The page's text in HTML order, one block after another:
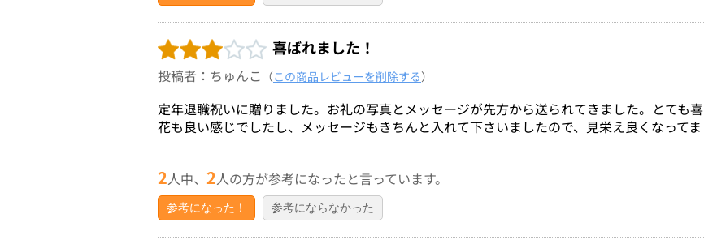
喜ばれました！
投稿者：ちゅんこ （この商品レビューを削除する）
定年退職祝いに贈りました。お礼の写真とメッセージが先方から送られてきました。とても
花も良い感じでしたし、メッセージもきちんと入れて下さいましたので、見栄え良くなってま
2人中、 2人の方が参考になったと言っています。
参考になった！ 参考にならなかった